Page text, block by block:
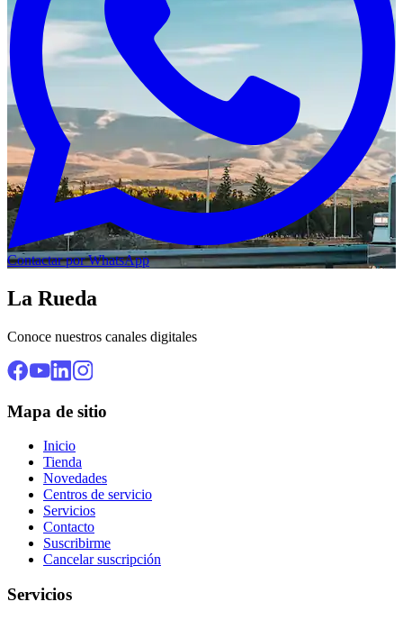
Contactar por WhatsApp
La Rueda
Conoce nuestros canales digitales
Mapa de sitio
Inicio
Tienda
Novedades
Centros de servicio
Servicios
Contacto
Suscribirme
Cancelar suscripción
Servicios